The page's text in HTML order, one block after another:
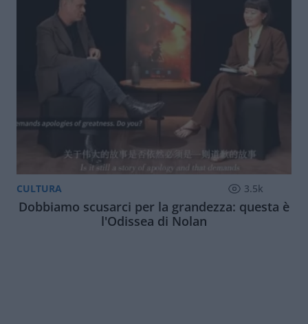
CULTURA 3.5k
Dobbiamo scusarci per la grandezza: questa è
l'Odissea di Nolan